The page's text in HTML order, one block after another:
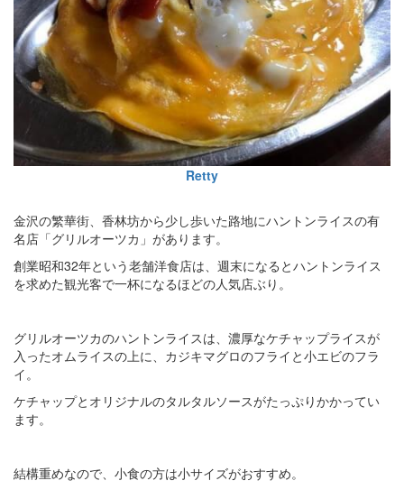
Retty
金沢の繁華街、香林坊から少し歩いた路地にハントンライスの有
名店「グリルオーツカ」があります。
創業昭和32年という老舗洋食店は、週末になるとハントンライス
を求めた観光客で一杯になるほどの人気店ぶり。
グリルオーツカのハントンライスは、濃厚なケチャップライスが
入ったオムライスの上に、カジキマグロのフライと小エビのフラ
イ。
ケチャップとオリジナルのタルタルソースがたっぷりかかってい
ます。
結構重めなので、小食の方は小サイズがおすすめ。